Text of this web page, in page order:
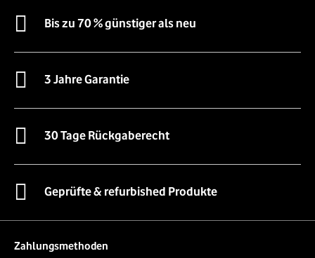
Bis zu 70 % günstiger als neu
3 Jahre Garantie
30 Tage Rückgaberecht
Geprüfte & refurbished Produkte
Zahlungsmethoden